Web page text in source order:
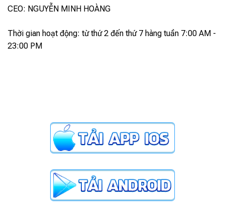
CEO: NGUYỄN MINH HOÀNG
Thời gian hoạt động: từ thứ 2 đến thứ 7 hàng tuần 7:00 AM -
23:00 PM